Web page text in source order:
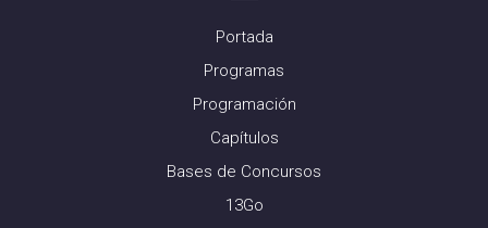
Portada
Programas
Programación
Capítulos
Bases de Concursos
13Go